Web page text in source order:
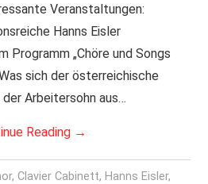
Veranstaltungen:
Hanns Eisler
Programm „Chöre und Songs
sich der österreichische
Arbeitersohn aus…
Reading →
, Clavier Cabinett, Hanns Eisler,